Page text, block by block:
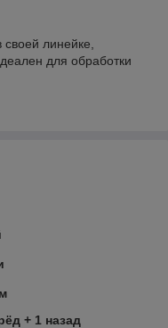
линейке,
для обработки
+ 1 назад